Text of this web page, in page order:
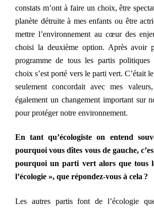
constats m’ont à faire un choix, être
planète détruite à mes enfants ou être
mettre l’environnement au cœur des
choisi la deuxième option. Après avoir
programme de tous les partis politiques
choix s’est porté vers le parti vert. C’était
seulement concordait avec mes
également un changement important sur
pour protéger notre environnement.
En tant qu’écologiste on entend
pourquoi vous dîtes vous de gauche,
pourquoi un parti vert alors que tous
l’écologie », que répondez-vous à cela ?
Les autres partis font de l’écologie